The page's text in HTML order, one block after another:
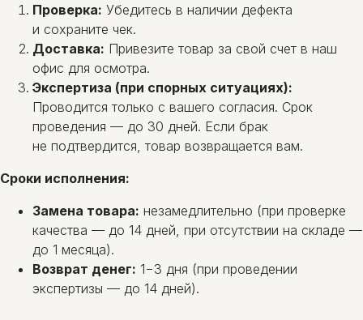
Проверка: Убедитесь в наличии дефекта
и сохраните чек.
Доставка: Привезите товар за свой счет в наш
офис для осмотра.
Экспертиза (при спорных ситуациях):
Проводится только с вашего согласия. Срок
проведения — до 30 дней. Если брак
не подтвердится, товар возвращается вам.
Сроки исполнения:
Замена товара: незамедлительно (при проверке
качества — до 14 дней, при отсутствии на складе —
до 1 месяца).
Возврат денег: 1−3 дня (при проведении
экспертизы — до 14 дней).